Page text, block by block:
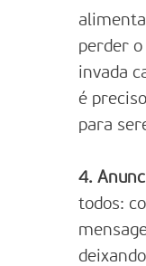
perder o
invada
é
para
4.
todos: